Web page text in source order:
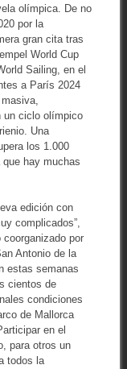
olímpica. De no
por la
gran cita tras
World Cup
Sailing, en el
a París 2024
un ciclo olímpico
Una
los 1.000
hay muchas
edición con
complicados”,
por
Antonio de la
estas semanas
cientos de
condiciones
de Mallorca
en el
para otros un
todos la